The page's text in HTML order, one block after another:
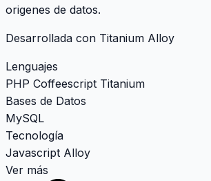
origenes de datos.
Desarrollada con Titanium Alloy
Lenguajes
PHP Coffeescript Titanium
Bases de Datos
MySQL
Tecnología
Javascript Alloy
Ver más